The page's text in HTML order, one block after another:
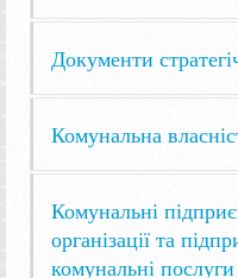
Документи
Комунальна
Комунальні
організації та
комунальні послуги